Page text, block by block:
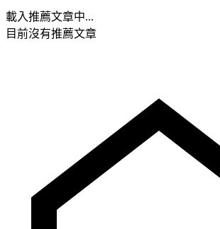
載入推薦文章中...
目前沒有推薦文章